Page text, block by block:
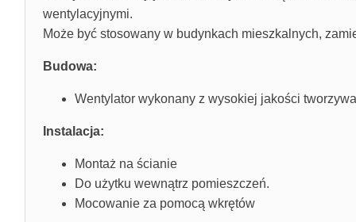
wentylacyjnymi.
Może być stosowany w budynkach mieszkalnych,
Budowa:
Wentylator wykonany z wysokiej jakości tworzywa
Instalacja:
Montaż na ścianie
Do użytku wewnątrz pomieszczeń.
Mocowanie za pomocą wkrętów